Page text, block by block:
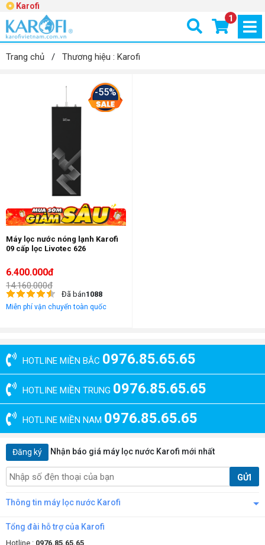
Karofi
1
Trang chủ / Thương hiệu : Karofi
-55%
Máy lọc nước nóng lạnh Karofi
09 cấp lọc Livotec 626
6.400.000đ
14.160.000đ
Đã bán1088
Miễn phí vận chuyển toàn quốc
HOTLINE MIỀN BẮC 0976.85.65.65
HOTLINE MIỀN TRUNG 0976.85.65.65
HOTLINE MIỀN NAM 0976.85.65.65
Đăng ký Nhận báo giá máy lọc nước Karofi mới nhất
GỬI
Thông tin máy lọc nước Karofi
Tổng đài hỗ trợ của Karofi
Hotline : 0976.85.65.65